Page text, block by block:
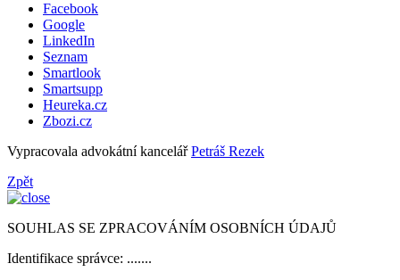
Facebook
Google
LinkedIn
Seznam
Smartlook
Smartsupp
Heureka.cz
Zbozi.cz
Vypracovala advokátní kancelářPetráš Rezek
Zpět
SOUHLAS SE ZPRACOVÁNÍM OSOBNÍCH ÚDAJŮ
Identifikace správce: .......